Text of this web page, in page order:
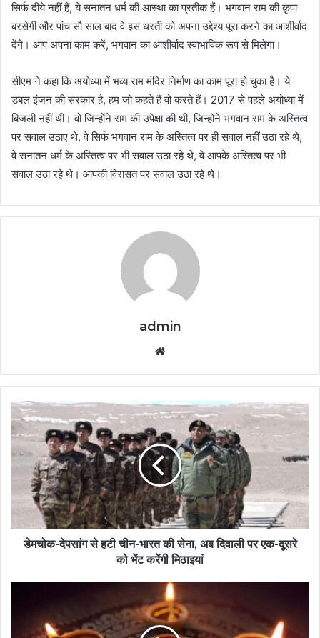
सिर्फ दीये नहीं हैं, ये सनातन धर्म की आस्था का प्रतीक हैं। भगवान राम की कृपा
बरसेगी और पांच सौ साल बाद वे इस धरती को अपना उद्देश्य पूरा करने का आशीर्वाद
देंगे। आप अपना काम करें, भगवान का आशीर्वाद स्वाभाविक रूप से मिलेगा।
सीएम ने कहा कि अयोध्या में भव्य राम मंदिर निर्माण का काम पूरा हो चुका है। ये
डबल इंजन की सरकार है, हम जो कहते हैं वो करते हैं। 2017 से पहले अयोध्या में
बिजली नहीं थी। वो जिन्होंने राम की उपेक्षा की थी, जिन्होंने भगवान राम के अस्तित्व
पर सवाल उठाए थे, वे सिर्फ भगवान राम के अस्तित्व पर ही सवाल नहीं उठा रहे थे,
वे सनातन धर्म के अस्तित्व पर भी सवाल उठा रहे थे, वे आपके अस्तित्व पर भी
सवाल उठा रहे थे। आपकी विरासत पर सवाल उठा रहे थे।
admin
डेमचोक-देपसांग से हटी चीन-भारत की सेना, अब दिवाली पर एक-दूसरे
को भेंट करेंगी मिठाइयां